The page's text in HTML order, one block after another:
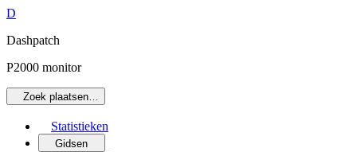
D
Dashpatch
P2000 monitor
Zoek plaatsen…
Statistieken
Gidsen